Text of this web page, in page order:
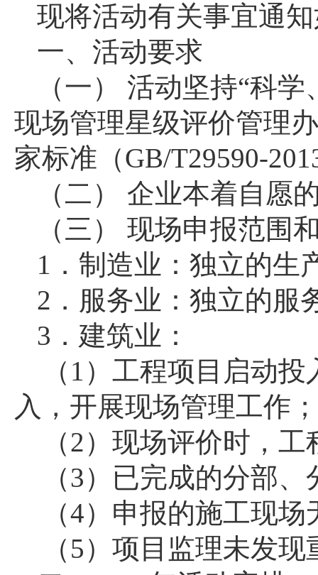
现将活动有关事宜通
一、活动要求
（一） 活动坚持“科
现场管理星级评价管理
家标准（GB/T29590-
（二） 企业本着自愿
（三） 现场申报范围
1 ．制造业：独立的
2 ．服务业：独立的服
3 ．建筑业：
（ 1 ）工程项目启动
入，开展现场管理工作；
（2）现场评价时，
（3）已完成的分部
（4）申报的施工现
（5）项目监理未发